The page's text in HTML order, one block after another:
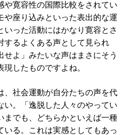
や寛容性の国際比較をされてい
や座り込みといった表出的な運
いった活動にはかなり寛容とさ
するよくある声として見られ
せよ」みたいな声はまさにそう
したものですよね。
社会運動が自分たちの声を代
い。「逸脱した人々のやってい
までも、どちらかといえば一種
いる。これは実感としてもあっ